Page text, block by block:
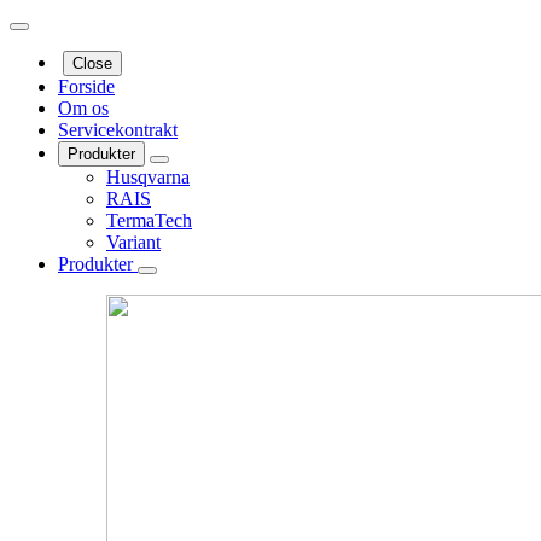
Close
Forside
Om os
Servicekontrakt
Produkter
Husqvarna
RAIS
TermaTech
Variant
Produkter